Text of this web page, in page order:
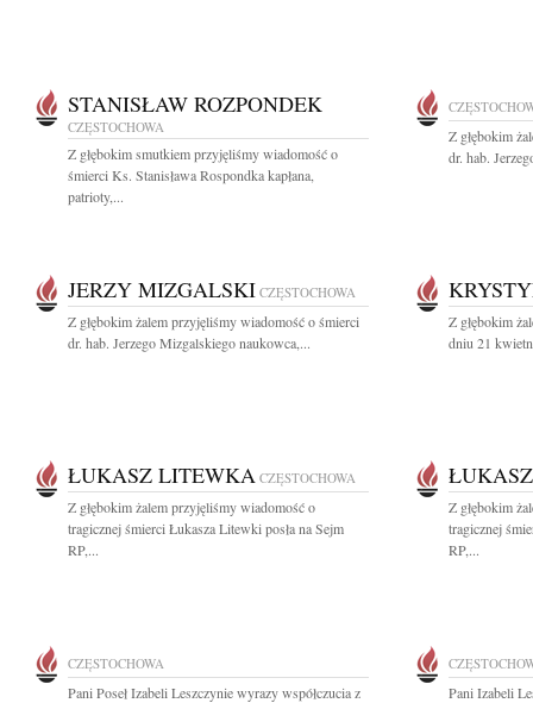
STANISŁAW ROZPONDEK
CZĘSTOCHOWA
Z głębokim smutkiem przyjęliśmy wiadomość o
śmierci Ks. Stanisława Rospondka kapłana,
patrioty,...
Z głębokim
dr. hab.
JERZY MIZGALSKI CZĘSTOCHOWA
Z głębokim żalem przyjęliśmy wiadomość o śmierci
dr. hab. Jerzego Mizgalskiego naukowca,...
Z głębokim
dniu 21
ŁUKASZ LITEWKA CZĘSTOCHOWA
Z głębokim żalem przyjęliśmy wiadomość o
tragicznej śmierci Łukasza Litewki posła na Sejm
RP,...
Z głębokim
tragicznej
RP,...
CZĘSTOCHOWA
Pani Poseł Izabeli Leszczynie wyrazy współczucia z
Pani Izabeli